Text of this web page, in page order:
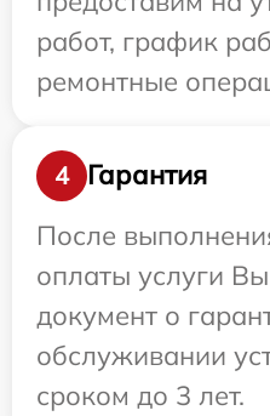
работ, график
ремонтные
4
Гарантия
После
оплаты услуги
документ о
обслуживании
сроком до 3 лет.